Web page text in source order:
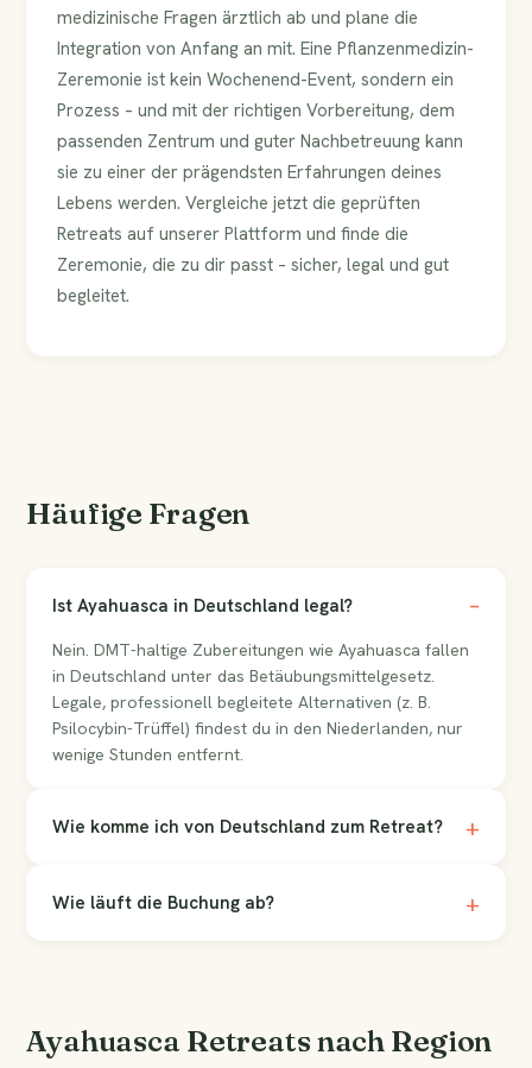
medizinische Fragen ärztlich ab und plane die
Integration von Anfang an mit. Eine Pflanzenmedizin-
Zeremonie ist kein Wochenend-Event, sondern ein
Prozess – und mit der richtigen Vorbereitung, dem
passenden Zentrum und guter Nachbetreuung kann
sie zu einer der prägendsten Erfahrungen deines
Lebens werden. Vergleiche jetzt die geprüften
Retreats auf unserer Plattform und finde die
Zeremonie, die zu dir passt – sicher, legal und gut
begleitet.
Häufige Fragen
Ist Ayahuasca in Deutschland legal?
Nein. DMT-haltige Zubereitungen wie Ayahuasca fallen
in Deutschland unter das Betäubungsmittelgesetz.
Legale, professionell begleitete Alternativen (z. B.
Psilocybin-Trüffel) findest du in den Niederlanden, nur
wenige Stunden entfernt.
Wie komme ich von Deutschland zum Retreat?
Wie läuft die Buchung ab?
Ayahuasca Retreats nach Region